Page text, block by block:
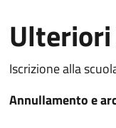
Iscrizione alla
Annullamento e